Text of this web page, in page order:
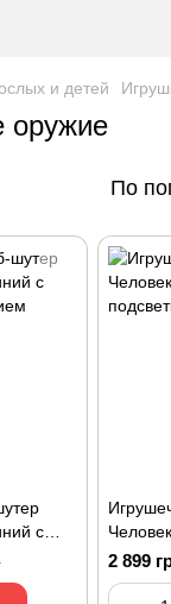
и детей
оружие
По
с
2 899